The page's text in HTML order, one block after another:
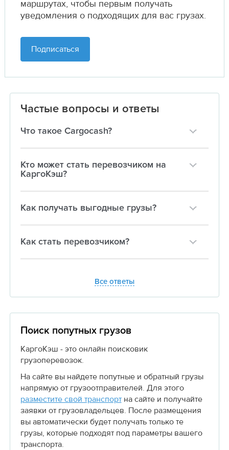
маршрутах, чтобы первым получать
уведомления о подходящих для вас грузах.
Подписаться
Частые вопросы и ответы
Что такое Cargocash?
Кто может стать перевозчиком на
КаргоКэш?
Как получать выгодные грузы?
Как стать перевозчиком?
Все ответы
Поиск попутных грузов
КаргоКэш - это онлайн поисковик
грузоперевозок.
На сайте вы найдете попутные и обратный грузы
напрямую от грузоотправителей. Для этого
разместите свой транспортна сайте и получайте
заявки от грузовладельцев. После размещения
вы автоматически будет получать только те
грузы, которые подходят под параметры вашего
транспорта.